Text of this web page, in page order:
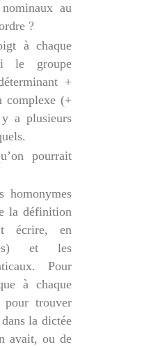
au
?
à chaque
le groupe
+
complexe (+
a plusieurs
pourrait
homonymes
la définition
écrire, en
et les
Pour
à chaque
trouver
la dictée
avait, ou de